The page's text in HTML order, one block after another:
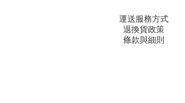
運送服務方式
退換貨政策
條款與細則